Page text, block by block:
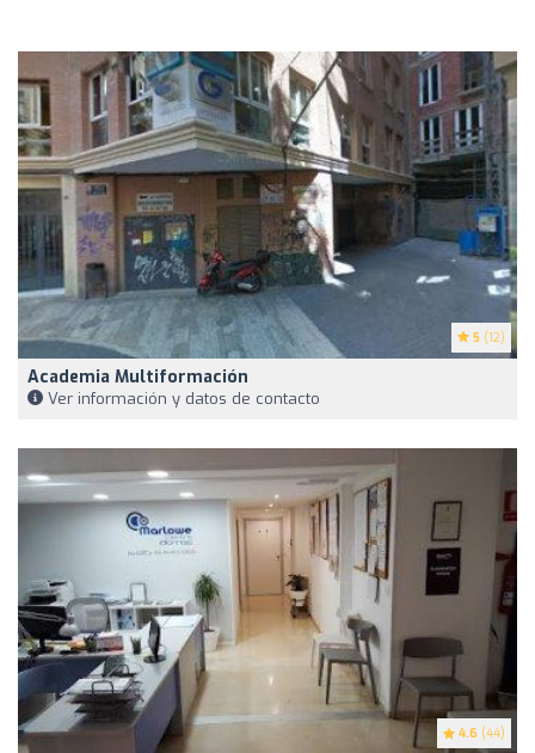
5 (12)
Academia Multiformación
Ver información y datos de contacto
4.6 (44)